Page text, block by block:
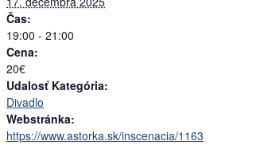
Čas:
19:00 - 21:00
Cena:
20€
Udalosť Kategória:
Divadlo
Webstránka:
https://www.astorka.sk/inscenacia/1163